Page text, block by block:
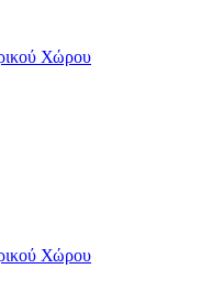
Χώρου
Χώρου